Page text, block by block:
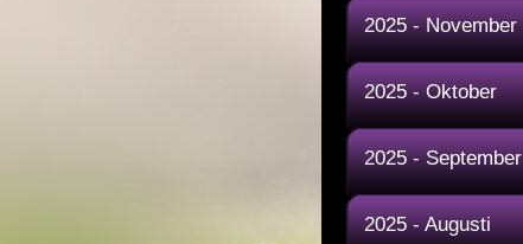
2025 - November
2025 - Oktober
2025 - September
2025 - Augusti